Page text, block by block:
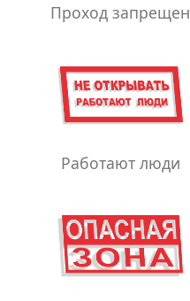
Проход запрещен
Работают люди